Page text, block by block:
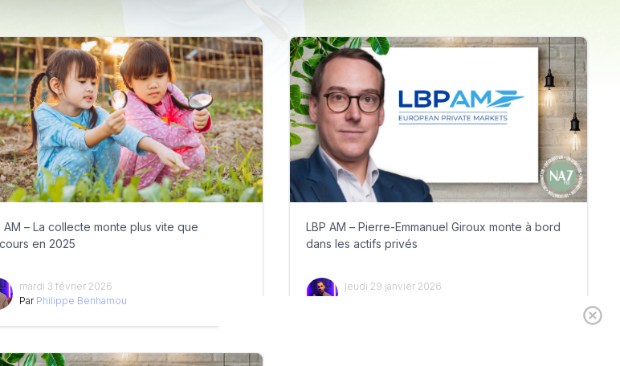
AM – La collecte monte plus vite que
en 2025
mardi 3 février 2026
Par Philippe Benhamou
LBP AM – Pierre-Emmanuel Giroux monte à bord
dans les actifs privés
jeudi 29 janvier 2026